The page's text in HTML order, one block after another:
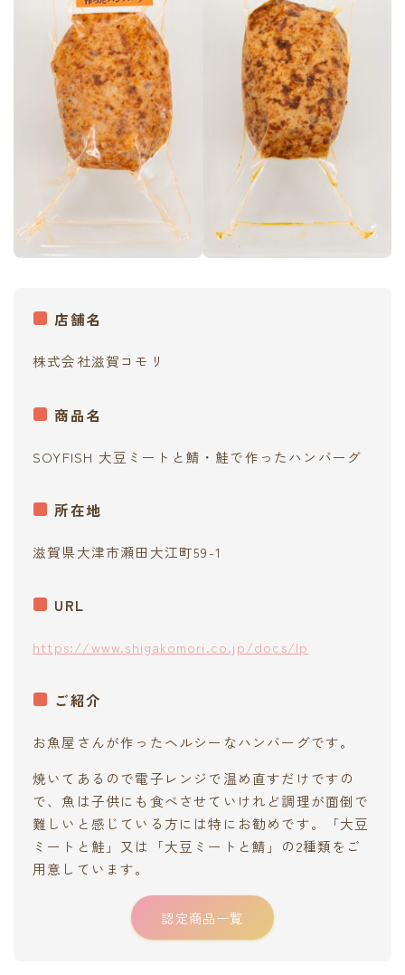
店舗名
株式会社滋賀コモリ
商品名
SOYFISH 大豆ミートと鯖・鮭で作ったハンバーグ
所在地
滋賀県大津市瀬田大江町59-1
URL
https://www.shigakomori.co.jp/docs/lp
ご紹介
お魚屋さんが作ったヘルシーなハンバーグです。
焼いてあるので電子レンジで温め直すだけですの
で、魚は子供にも食べさせていけれど調理が面倒で
難しいと感じている方には特にお勧めです。「大豆
ミートと鮭」又は「大豆ミートと鯖」の2種類をご
用意しています。
認定商品一覧